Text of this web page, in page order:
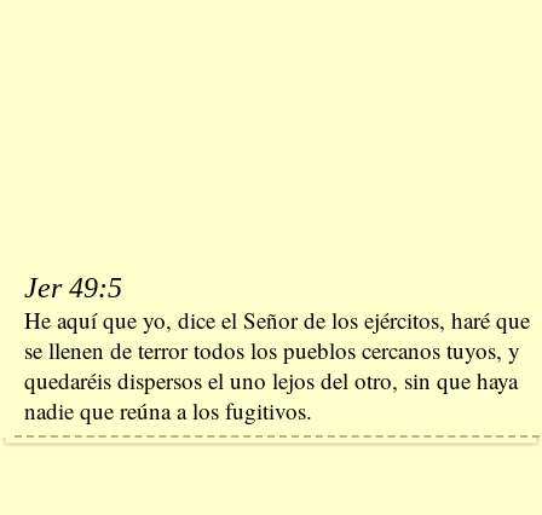
Jer 49:5
He aquí que yo, dice el Señor de los ejércitos, haré que
se llenen de terror todos los pueblos cercanos tuyos, y
quedaréis dispersos el uno lejos del otro, sin que haya
nadie que reúna a los fugitivos.